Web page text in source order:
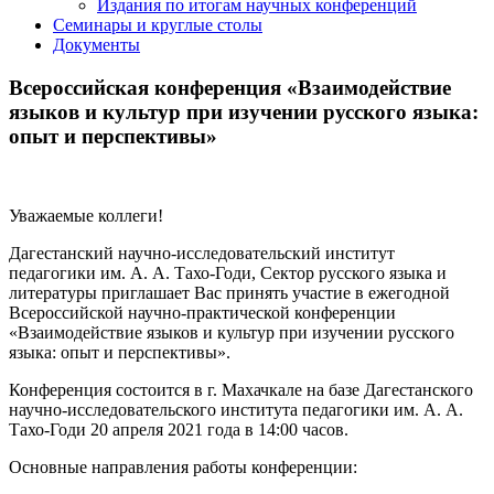
Издания по итогам научных конференций
Семинары и круглые столы
Документы
Всероссийская конференция «Взаимодействие
языков и культур при изучении русского языка:
опыт и перспективы»
Уважаемые коллеги!
Дагестанский научно-исследовательский институт
педагогики им. А. А. Тахо-Годи, Сектор русского языка и
литературы приглашает Вас принять участие в ежегодной
Всероссийской научно-практической конференции
«Взаимодействие языков и культур при изучении русского
языка: опыт и перспективы».
Конференция состоится в г. Махачкале на базе Дагестанского
научно-исследовательского института педагогики им. А. А.
Тахо-Годи 20 апреля 2021 года в 14:00 часов.
Основные направления работы конференции: